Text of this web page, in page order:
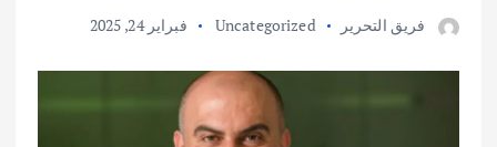
فريق التحرير Uncategorized فبراير 24, 2025